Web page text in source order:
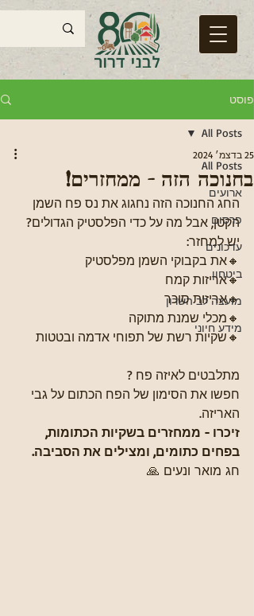
פוסט
All Posts
ארועים
פרסום
עדכונים
ביטחון
מועצה לב השרון
מידע חיוני
All Posts
בחנוכה הזה - ממחזרים!
25 בדצמ׳ 2024
החג החנוכה הזה נחגוג את נס פח השמן
הקטן, אבל מה על כדי הפלסטיק הגדולים?
יש למחזר:
🔸את בקבוקי השמן מפלסטיק
🔸אריזות קמח
🔸אריזות סוכר
🔸מכלי שמנת מתוקה
🔸שקיות רשת של תפוחי אדמה ובטטות
מתלבטים לאיזה פח ?
חפשו את הסימון של הפח הכתום על גבי
האריזה.
זיכרו - ממחזרים בשקיות הכתומות,
בפחים כתומים, ומצילים את הסביבה.
חג מואר ונעים 🙏